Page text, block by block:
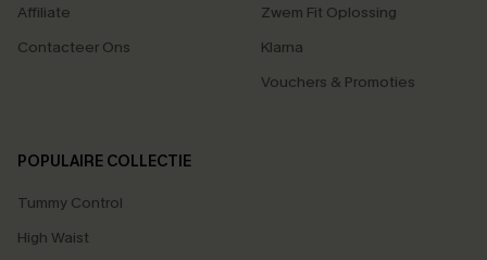
Affiliate
Contacteer Ons
Zwem Fit Oplossing
Klarna
Vouchers & Promoties
POPULAIRE COLLECTIE
Tummy Control
High Waist